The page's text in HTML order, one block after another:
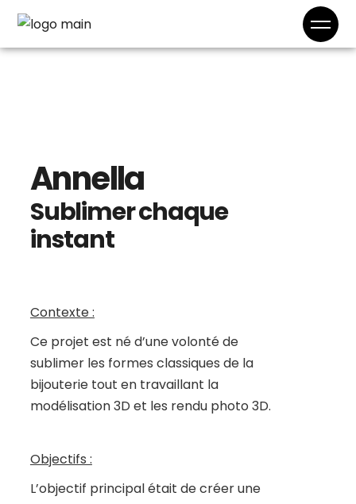
Annella
Sublimer chaque
instant
Contexte :
Ce projet est né d’une volonté de
sublimer les formes classiques de la
bijouterie tout en travaillant la
modélisation 3D et les rendu photo 3D.
Objectifs :
L’objectif principal était de créer une